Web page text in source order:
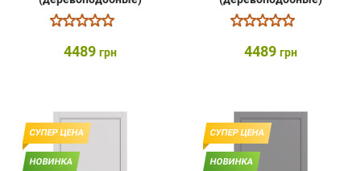
4489 грн 4489 грн
СУПЕР ЦЕНА
НОВИНКА
СУПЕР ЦЕНА
НОВИНКА